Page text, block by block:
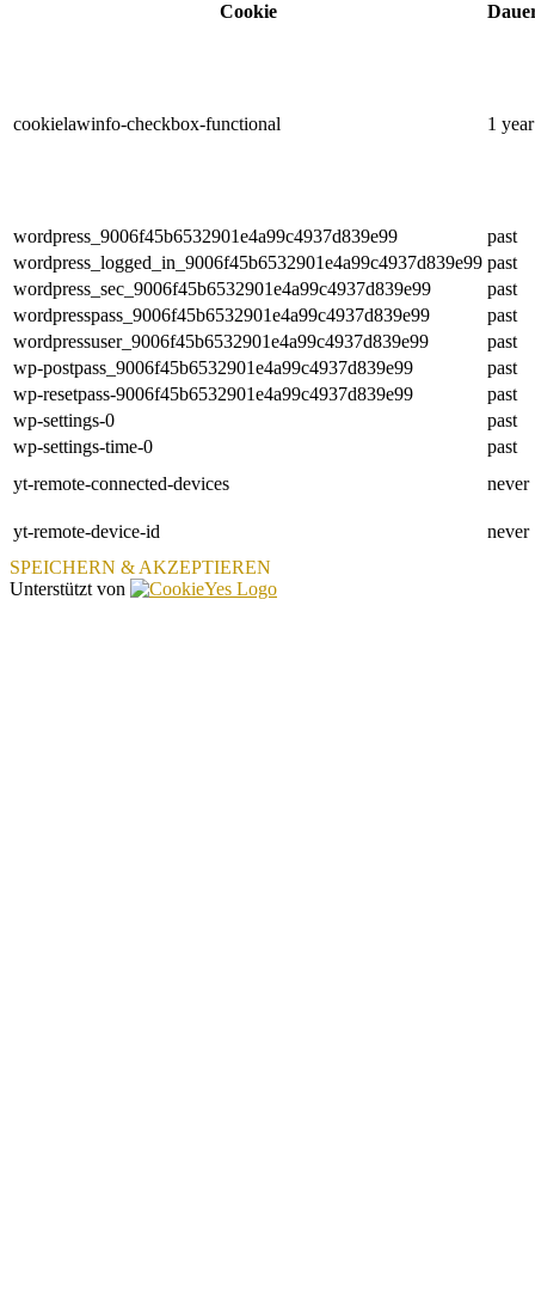
Cookie
cookielawinfo-checkbox-functional 1 year
wordpress_9006f45b6532901e4a99c4937d839e99
past
wordpress_logged_in_9006f45b6532901e4a99c4937d839e99 past
wordpress_sec_9006f45b6532901e4a99c4937d839e99
past
wordpresspass_9006f45b6532901e4a99c4937d839e99
past
wordpressuser_9006f45b6532901e4a99c4937d839e99
past
wp-postpass_9006f45b6532901e4a99c4937d839e99
past
wp-resetpass-9006f45b6532901e4a99c4937d839e99
past
wp-settings-0
past
wp-settings-time-0
past
yt-remote-connected-devices
never
yt-remote-device-id
never
SPEICHERN & AKZEPTIEREN
Unterstützt von